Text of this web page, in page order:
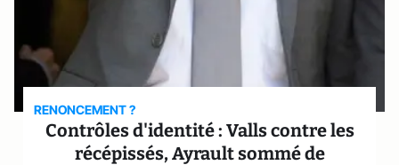
RENONCEMENT ?
Contrôles d'identité : Valls contre les
récépissés, Ayrault sommé de